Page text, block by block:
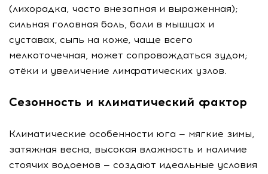
(лихорадка, часто внезапная и выраженная);
сильная головная боль, боли в мышцах и
суставах, сыпь на коже, чаще всего
мелкоточечная, может сопровождаться зудом;
отёки и увеличение лимфатических узлов.
Сезонность и климатический фактор
Климатические особенности юга — мягкие зимы,
затяжная весна, высокая влажность и наличие
стоячих водоемов — создают идеальные условия